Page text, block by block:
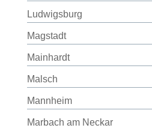
Ludwigsburg
Magstadt
Mainhardt
Malsch
Mannheim
Marbach am Neckar